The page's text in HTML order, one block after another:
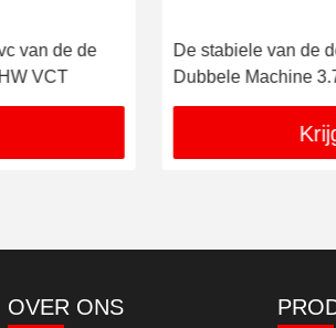
van de de
VCT
De stabiele van de
Dubbele Machine
OVER ONS